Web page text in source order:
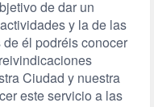
de dar un
y la de las
él podréis conocer
Ciudad y nuestra
este servicio a las